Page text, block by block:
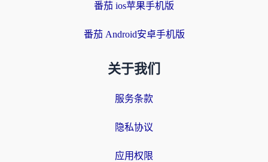
番茄 ios苹果手机版
番茄 Android安卓手机版
关于我们
服务条款
隐私协议
应用权限